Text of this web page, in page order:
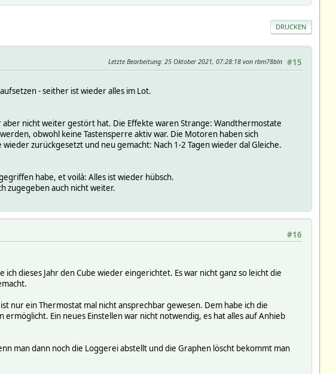
DRUCKEN
#15
Letzte Bearbeitung: 25 Oktober 2021, 07:28:18 von rbm78bln
- seither ist wieder alles im Lot.
nicht weiter gestört hat. Die Effekte waren Strange: Wandthermostate
obwohl keine Tastensperre aktiv war. Die Motoren haben sich
zurückgesetzt und neu gemacht: Nach 1-2 Tagen wieder dal Gleiche.
habe, et voilà: Alles ist wieder hübsch.
zugegeben auch nicht weiter.
#16
dieses Jahr den Cube wieder eingerichtet. Es war nicht ganz so leicht die
nur ein Thermostat mal nicht ansprechbar gewesen. Dem habe ich die
Ein neues Einstellen war nicht notwendig, es hat alles auf Anhieb
man dann noch die Loggerei abstellt und die Graphen löscht bekommt man